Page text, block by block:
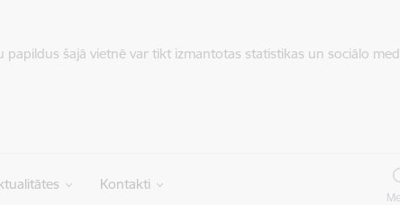
šajā vietnē var tikt izmantotas statistikas un sociālo
Kontakti